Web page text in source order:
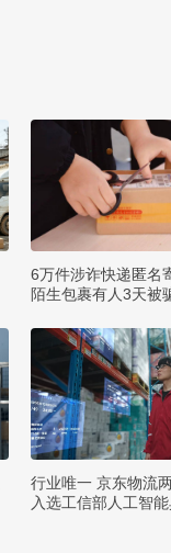
6万件涉诈快递匿名
陌生包裹有人3天被
行业唯一 京东物流
入选工信部人工智